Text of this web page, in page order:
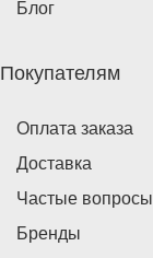
Блог
Покупателям
Оплата заказа
Доставка
Частые вопросы
Бренды